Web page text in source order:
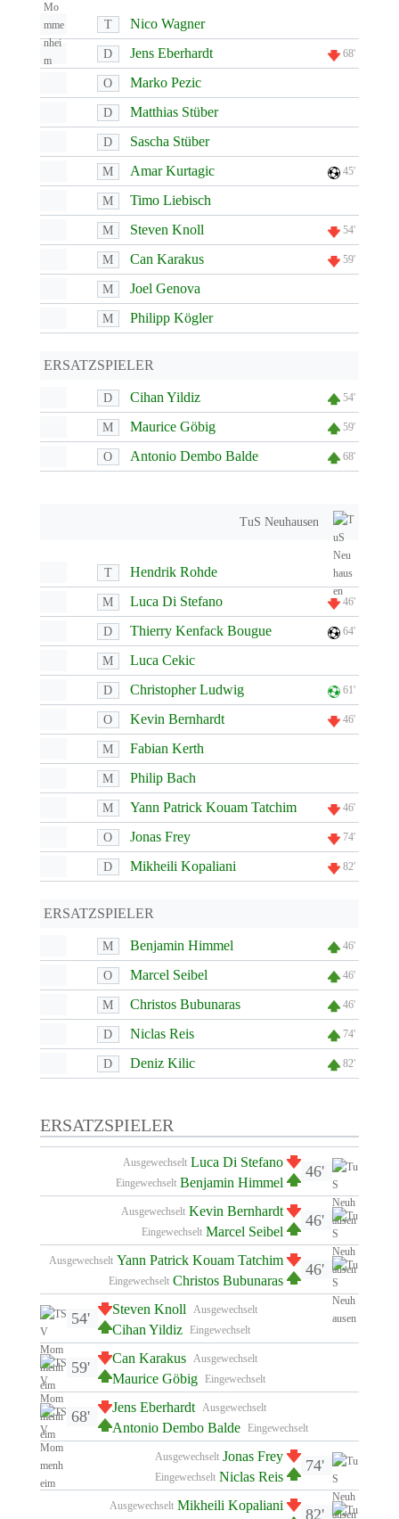
T Nico Wagner
D Jens Eberhardt 68'
O Marko Pezic
D Matthias Stüber
D Sascha Stüber
M Amar Kurtagic 45'
M Timo Liebisch
M Steven Knoll 54'
M Can Karakus 59'
M Joel Genova
M Philipp Kögler
ERSATZSPIELER
D Cihan Yildiz 54'
M Maurice Göbig 59'
O Antonio Dembo Balde 68'
TuS Neuhausen
T Hendrik Rohde
M Luca Di Stefano 46'
D Thierry Kenfack Bougue 64'
M Luca Cekic
D Christopher Ludwig 61'
O Kevin Bernhardt 46'
M Fabian Kerth
M Philip Bach
M Yann Patrick Kouam Tatchim 46'
O Jonas Frey 74'
D Mikheili Kopaliani 82'
ERSATZSPIELER
M Benjamin Himmel 46'
O Marcel Seibel 46'
M Christos Bubunaras 46'
D Niclas Reis 74'
D Deniz Kilic 82'
ERSATZSPIELER
46'
Ausgewechselt Luca Di Stefano
Eingewechselt Benjamin Himmel
46'
Ausgewechselt Kevin Bernhardt
Eingewechselt Marcel Seibel
46'
Ausgewechselt Yann Patrick Kouam Tatchim
Eingewechselt Christos Bubunaras
Ausgewechselt
Steven Knoll
Eingewechselt
Cihan Yildiz
54'
Ausgewechselt
Can Karakus
Eingewechselt
Maurice Göbig
59'
Ausgewechselt
Jens Eberhardt
Eingewechselt
Antonio Dembo Balde
68'
74'
Ausgewechselt Jonas Frey
Eingewechselt Niclas Reis
82'
Ausgewechselt Mikheili Kopaliani